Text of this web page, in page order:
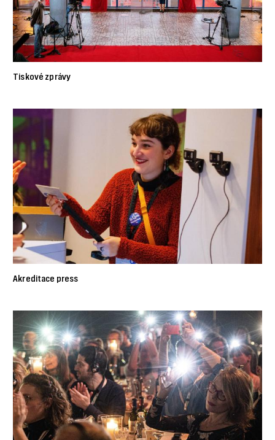
Tiskové zprávy
Akreditace press